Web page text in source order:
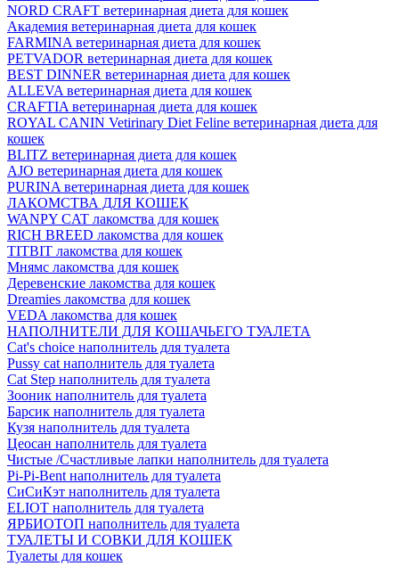
NORD CRAFT ветеринарная диета для кошек
Академия ветеринарная диета для кошек
FARMINA ветеринарная диета для кошек
PETVADOR ветеринарная диета для кошек
BEST DINNER ветеринарная диета для кошек
ALLEVA ветеринарная диета для кошек
CRAFTIA ветеринарная диета для кошек
ROYAL CANIN Vetirinary Diet Feline ветеринарная диета для
кошек
BLITZ ветеринарная диета для кошек
AJO ветеринарная диета для кошек
PURINA ветеринарная диета для кошек
ЛАКОМСТВА ДЛЯ КОШЕК
WANPY CAT лакомства для кошек
RICH BREED лакомства для кошек
TITBIT лакомства для кошек
Мнямс лакомства для кошек
Деревенские лакомства для кошек
Dreamies лакомства для кошек
VEDA лакомства для кошек
НАПОЛНИТЕЛИ ДЛЯ КОШАЧЬЕГО ТУАЛЕТА
Cat's choice наполнитель для туалета
Pussy cat наполнитель для туалета
Cat Step наполнитель для туалета
Зооник наполнитель для туалета
Барсик наполнитель для туалета
Кузя наполнитель для туалета
Цеосан наполнитель для туалета
Чистые /Счастливые лапки наполнитель для туалета
Pi-Pi-Bent наполнитель для туалета
СиСиКэт наполнитель для туалета
ELIOT наполнитель для туалета
ЯРБИОТОП наполнитель для туалета
ТУАЛЕТЫ И СОВКИ ДЛЯ КОШЕК
Туалеты для кошек